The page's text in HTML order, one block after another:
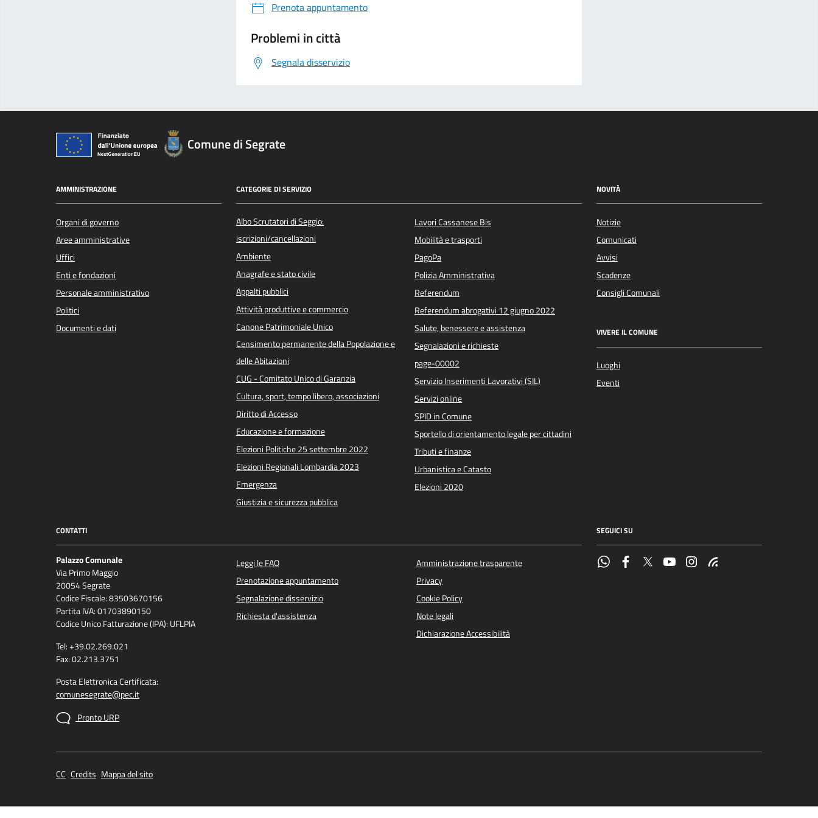
Prenota appuntamento
Problemi in città
Segnala disservizio
Comune di Segrate
AMMINISTRAZIONE
Organi di governo
Aree amministrative
Uffici
Enti e fondazioni
Personale amministrativo
Politici
Documenti e dati
CATEGORIE DI SERVIZIO
Albo Scrutatori di Seggio:
iscrizioni/cancellazioni
Ambiente
Anagrafe e stato civile
Appalti pubblici
Attività produttive e commercio
Canone Patrimoniale Unico
Censimento permanente della Popolazione e
delle Abitazioni
CUG - Comitato Unico di Garanzia
Cultura, sport, tempo libero, associazioni
Diritto di Accesso
Educazione e formazione
Elezioni Politiche 25 settembre 2022
Elezioni Regionali Lombardia 2023
Emergenza
Giustizia e sicurezza pubblica
Lavori Cassanese Bis
Mobilità e trasporti
PagoPa
Polizia Amministrativa
Referendum
Referendum abrogativi 12 giugno 2022
Salute, benessere e assistenza
Segnalazioni e richieste
page-00002
Servizio Inserimenti Lavorativi (SIL)
Servizi online
SPID in Comune
Sportello di orientamento legale per cittadini
Tributi e finanze
Urbanistica e Catasto
Elezioni 2020
NOVITÀ
Notizie
Comunicati
Avvisi
Scadenze
Consigli Comunali
VIVERE IL COMUNE
Luoghi
Eventi
CONTATTI
Palazzo Comunale
Via Primo Maggio
20054 Segrate
Codice Fiscale: 83503670156
Partita IVA: 01703890150
Codice Unico Fatturazione (IPA): UFLPIA
Tel: +39.02.269.021
Fax: 02.213.3751
Posta Elettronica Certificata:
comunesegrate@pec.it
Pronto URP
Leggi le FAQ
Prenotazione appuntamento
Segnalazione disservizio
Richiesta d'assistenza
Amministrazione trasparente
Privacy
Cookie Policy
Note legali
Dichiarazione Accessibilità
SEGUICI SU
CC Credits Mappa del sito